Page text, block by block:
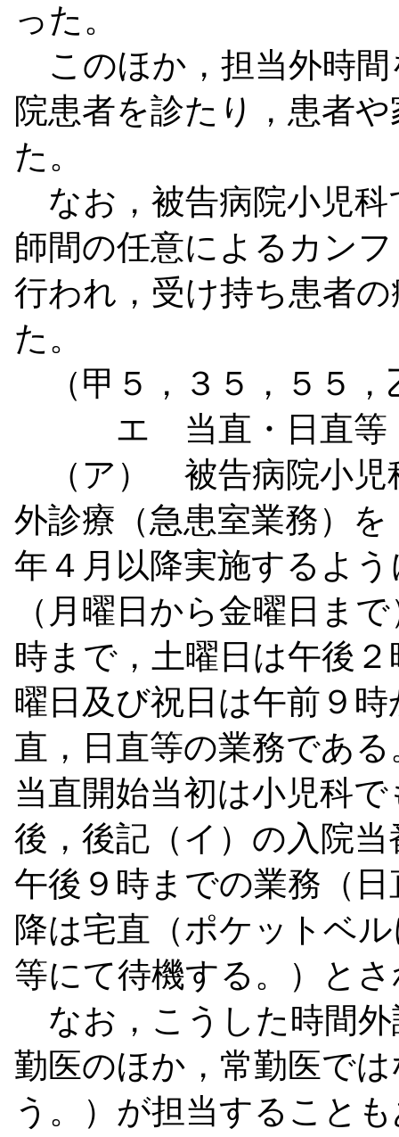
った。
このほか，担当外時間
院患者を診たり，患者
た。
なお，被告病院小児科
師間の任意によるカン
行われ，受け持ち患者
た。
（甲５，３５，５５，
エ 当直・日直等
（ア） 被告病院小児
外診療（急患室業務）
年４月以降実施するよ
（月曜日から金曜日ま
時まで，土曜日は午後
曜日及び祝日は午前９
直，日直等の業務であ
当直開始当初は小児科
後，後記（イ）の入院
午後９時までの業務（
降は宅直（ポケットベ
等にて待機する。）と
なお，こうした時間外
勤医のほか，常勤医で
う。）が担当すること